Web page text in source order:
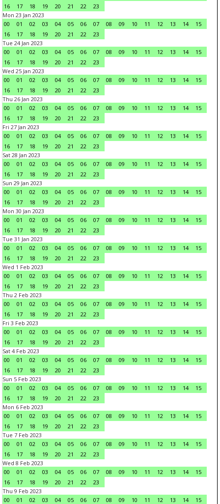
16
17 18 19 20 21 22
23
Mon 23 Jan 2023
00
01 02 03 04 05 06 07 08 09 10 11 12 13 14
15
16
17 18 19 20 21 22
23
Tue 24 Jan 2023
00
01 02 03 04 05 06 07 08 09 10 11 12 13 14
15
16
17 18 19 20 21 22
23
Wed 25 Jan 2023
00
01 02 03 04 05 06 07 08 09 10 11 12 13 14
15
16
17 18 19 20 21 22
23
Thu 26 Jan 2023
00
01 02 03 04 05 06 07 08 09 10 11 12 13 14
15
16
17 18 19 20 21 22
23
Fri 27 Jan 2023
00
01 02 03 04 05 06 07 08 09 10 11 12 13 14
15
16
17 18 19 20 21 22
23
Sat 28 Jan 2023
00
01 02 03 04 05 06 07 08 09 10 11 12 13 14
15
16
17 18 19 20 21 22
23
Sun 29 Jan 2023
00
01 02 03 04 05 06 07 08 09 10 11 12 13 14
15
16
17 18 19 20 21 22
23
Mon 30 Jan 2023
00
01 02 03 04 05 06 07 08 09 10 11 12 13 14
15
16
17 18 19 20 21 22
23
Tue 31 Jan 2023
00
01 02 03 04 05 06 07 08 09 10 11 12 13 14
15
16
17 18 19 20 21 22
23
Wed 1 Feb 2023
00
01 02 03 04 05 06 07 08 09 10 11 12 13 14
15
16
17 18 19 20 21 22
23
Thu 2 Feb 2023
00
01 02 03 04 05 06 07 08 09 10 11 12 13 14
15
16
17 18 19 20 21 22
23
Fri 3 Feb 2023
00
01 02 03 04 05 06 07 08 09 10 11 12 13 14
15
16
17 18 19 20 21 22
23
Sat 4 Feb 2023
00
01 02 03 04 05 06 07 08 09 10 11 12 13 14
15
16
17 18 19 20 21 22
23
Sun 5 Feb 2023
00
01 02 03 04 05 06 07 08 09 10 11 12 13 14
15
16
17 18 19 20 21 22
23
Mon 6 Feb 2023
00
01 02 03 04 05 06 07 08 09 10 11 12 13 14
15
16
17 18 19 20 21 22
23
Tue 7 Feb 2023
00
01 02 03 04 05 06 07 08 09 10 11 12 13 14
15
16
17 18 19 20 21 22
23
Wed 8 Feb 2023
00
01 02 03 04 05 06 07 08 09 10 11 12 13 14
15
16
17 18 19 20 21 22
23
Thu 9 Feb 2023
00
01 02 03 04 05 06 07 08 09 10 11 12 13 14
15